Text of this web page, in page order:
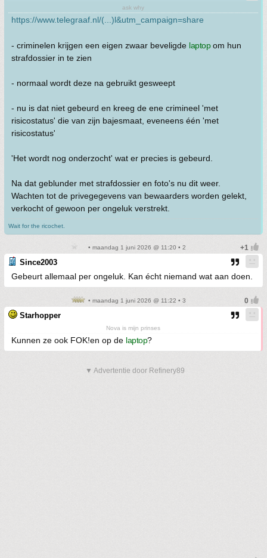
ask why
https://www.telegraaf.nl/(...)l&utm_campaign=share
- criminelen krijgen een eigen zwaar beveligde laptopom hun
strafdossier in te zien
- normaal wordt deze na gebruikt gesweept
- nu is dat niet gebeurd en kreeg de ene crimineel 'met
risicostatus' die van zijn bajesmaat, eveneens één 'met
risicostatus'
'Het wordt nog onderzocht' wat er precies is gebeurd.
Na dat geblunder met strafdossier en foto's nu dit weer.
Wachten tot de privegegevens van bewaarders worden gelekt,
verkocht of gewoon per ongeluk verstrekt.
Wait for the ricochet.
• maandag 1 juni 2026 @ 11:20 • 2
Since2003
Gebeurt allemaal per ongeluk. Kan écht niemand wat aan doen.
• maandag 1 juni 2026 @ 11:22 • 3
Starhopper
Nova is mijn prinses
Kunnen ze ook FOK!en op de laptop?
▼ Advertentie door Refinery89